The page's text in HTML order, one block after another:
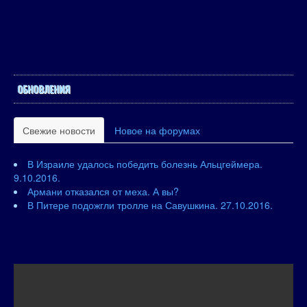
ОБНОВЛЕНИЯ
Свежие новости Новое на форумах
В Израиле удалось победить болезнь Альцгеймера.
9.10.2016.
Армани отказался от меха. А вы?
В Питере подожгли тролле на Савушкина. 27.10.2016.